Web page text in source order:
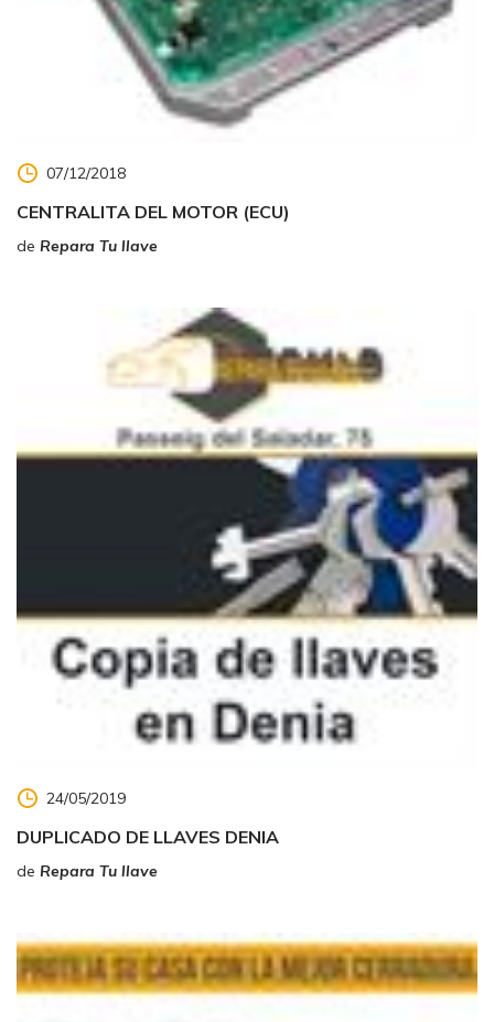
07/12/2018
CENTRALITA DEL MOTOR (ECU)
de Repara Tu llave
24/05/2019
DUPLICADO DE LLAVES DENIA
de Repara Tu llave